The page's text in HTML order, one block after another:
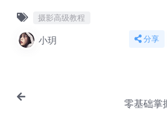
摄影高级教程
小玥 分享
零基础掌